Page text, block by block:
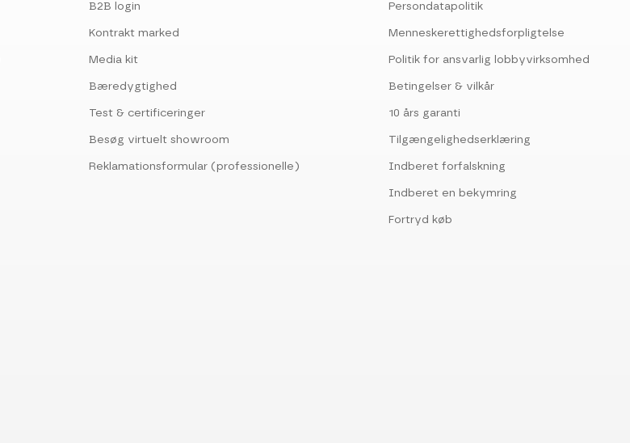
B2B login
Kontrakt marked
Media kit
Bæredygtighed
Test & certificeringer
Besøg virtuelt showroom
Reklamationsformular (professionelle)
Persondatapolitik
Menneskerettighedsforpligtelse
Politik for ansvarlig lobbyvirksomhed
Betingelser & vilkår
10 års garanti
Tilgængelighedserklæring
Indberet forfalskning
Indberet en bekymring
Fortryd køb